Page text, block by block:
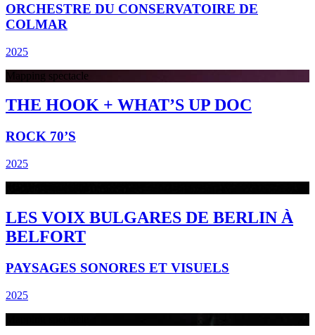
ORCHESTRE DU CONSERVATOIRE DE
COLMAR
2025
Mapping spectacle
THE HOOK + WHAT’S UP DOC
ROCK 70’S
2025
LES VOIX BULGARES DE BERLIN À
BELFORT
PAYSAGES SONORES ET VISUELS
2025